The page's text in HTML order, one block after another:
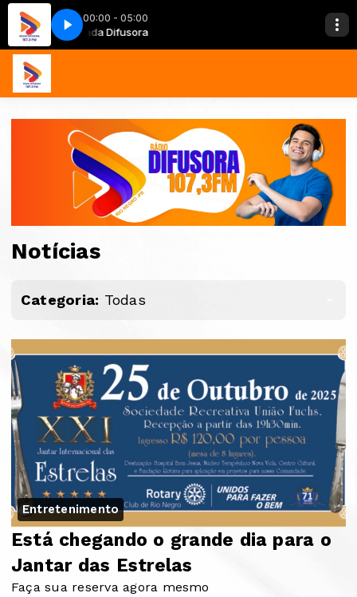
00:00 - 05:00
Madrugada Difusora Madrugada
Notícias
Categoria: Todas
Entretenimento
Está chegando o grande dia para o
Jantar das Estrelas
Faça sua reserva agora mesmo